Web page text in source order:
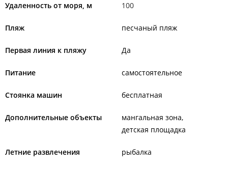
Удаленность от моря, м 100
Пляж песчаный пляж
Первая линия к пляжу Да
Питание самостоятельное
Стоянка машин бесплатная
Дополнительные объекты
мангальная зона
детская площадка
Летние развлечения рыбалка